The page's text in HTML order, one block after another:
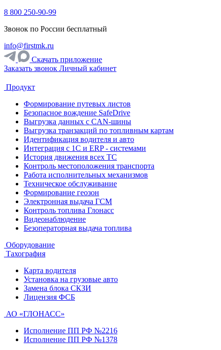
8 800 250-90-99
Звонок по России бесплатный
info@firstmk.ru
Скачать приложение
Заказать звонок Личный кабинет
Продукт
Формирование путевых листов
Безопасное вождение SafeDrive
Выгрузка данных с CAN-шины
Выгрузка транзакций по топливным картам
Идентификация водителя и авто
Интеграция с 1С и ERP - системами
История движения всех ТС
Контроль местоположения транспорта
Работа исполнительных механизмов
Техническое обслуживание
Формирование геозон
Электронная выдача ГСМ
Контроль топлива Глонасс
Видеонаблюдение
Безоператорная выдача топлива
Оборудование
Тахография
Карта водителя
Установка на грузовые авто
Замена блока СКЗИ
Лицензия ФСБ
АО «ГЛОНАСС»
Исполнение ПП РФ №2216
Исполнение ПП РФ №1378